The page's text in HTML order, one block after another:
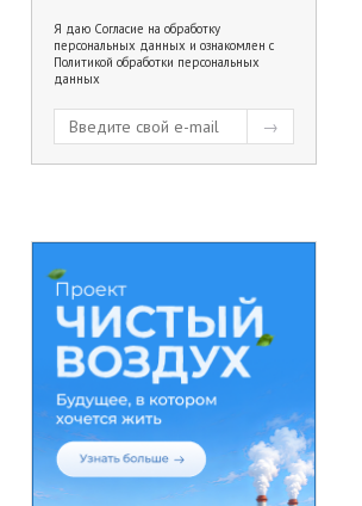
Я даю Согласие на обработку
персональных данных и ознакомлен с
Политикой обработки персональных
данных